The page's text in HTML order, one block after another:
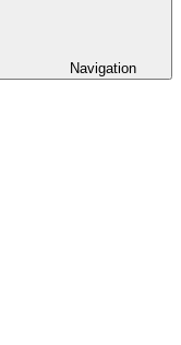
Navigation